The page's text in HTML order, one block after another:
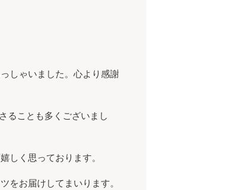
しゃいました。心より感謝
ることも多くございまし
しく思っております。
をお届けしてまいります。